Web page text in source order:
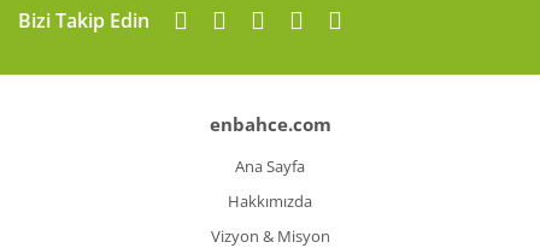
Bizi Takip Edin
enbahce.com
Ana Sayfa
Hakkımızda
Vizyon & Misyon